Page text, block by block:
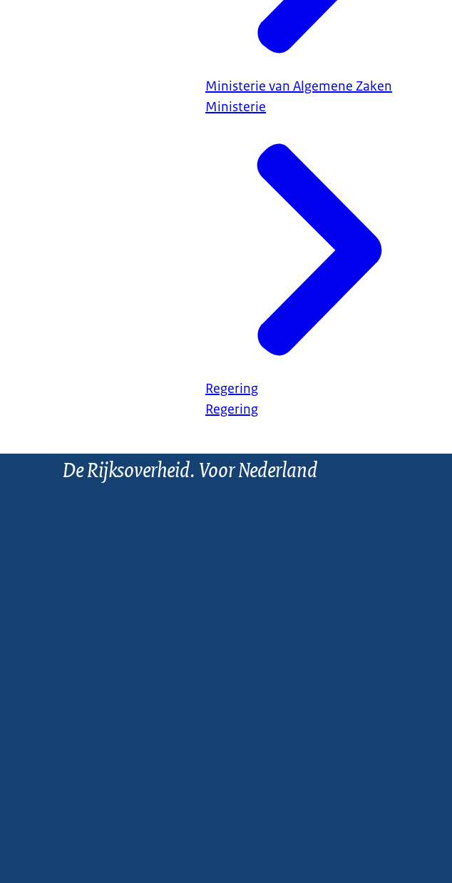
Ministerie van Algemene Zaken
Ministerie
Regering
Regering
De Rijksoverheid. Voor Nederland